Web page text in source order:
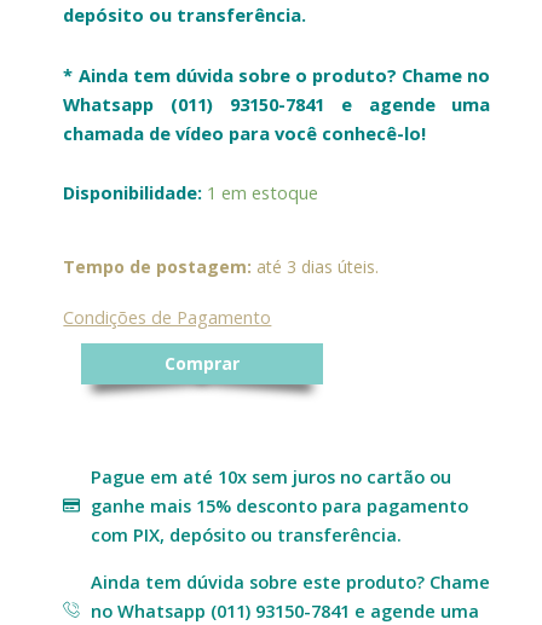
depósito ou transferência.
* Ainda tem dúvida sobre o produto? Chame no
Whatsapp (011) 93150-7841 e agende uma
chamada de vídeo para você conhecê-lo!
Disponibilidade: 1 em estoque
Tempo de postagem: até 3 dias úteis.
Condições de Pagamento
Vaso
Mangoo
quantidade
Comprar
Pague em até 10x sem juros no cartão ou
ganhe mais 15% desconto para pagamento
com PIX, depósito ou transferência.
Ainda tem dúvida sobre este produto? Chame
no Whatsapp (011) 93150-7841 e agende uma